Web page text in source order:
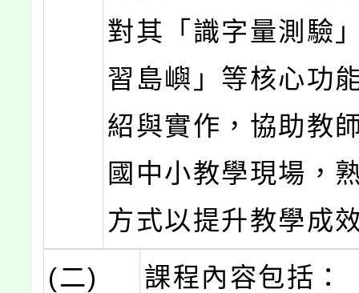
對其「識字量測驗
習島嶼」等核心功
紹與實作，協助教
國中小教學現場，
方式以提升教學成
(二)
課程內容包括：